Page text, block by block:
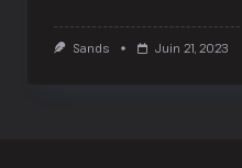
Sands Juin 21, 2023